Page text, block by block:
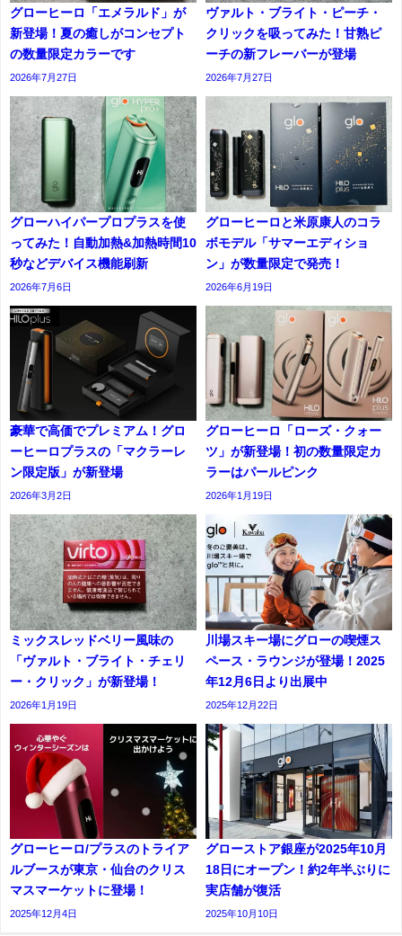
グローヒーロ「エメラルド」が
新登場！夏の癒しがコンセプト
の数量限定カラーです
2026年7月27日
ヴァルト・ブライト・ピーチ・
クリックを吸ってみた！甘熟ピ
ーチの新フレーバーが登場
2026年7月27日
グローハイパープロプラスを使
ってみた！自動加熱&加熱時間10
秒などデバイス機能刷新
2026年7月6日
グローヒーロと米原康人のコラ
ボモデル「サマーエディショ
ン」が数量限定で発売！
2026年6月19日
豪華で高価でプレミアム！グロ
ーヒーロプラスの「マクラーレ
ン限定版」が新登場
2026年3月2日
グローヒーロ「ローズ・クォー
ツ」が新登場！初の数量限定カ
ラーはパールピンク
2026年1月19日
ミックスレッドベリー風味の
「ヴァルト・ブライト・チェリ
ー・クリック」が新登場！
2026年1月19日
川場スキー場にグローの喫煙ス
ペース・ラウンジが登場！2025
年12月6日より出展中
2025年12月22日
グローヒーロ/プラスのトライア
ルブースが東京・仙台のクリス
マスマーケットに登場！
2025年12月4日
グローストア銀座が2025年10月
18日にオープン！約2年半ぶりに
実店舗が復活
2025年10月10日